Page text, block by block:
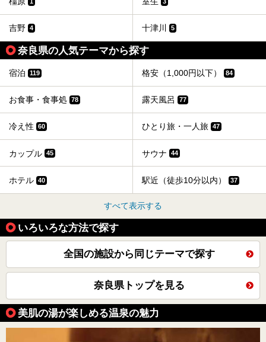
吉野 4 十津川 5
奈良県の人気テーマから探す
宿泊 119 格安（1,000円以下） 84
お食事・食事処 78 露天風呂 77
冷え性 60 ひとり旅・一人旅 47
カップル 45 サウナ 44
ホテル 40 駅近（徒歩10分以内） 37
すべて表示する
いろいろな方法で探す
全国の施設から同じテーマで探す
奈良県トップを見る
美肌の湯が楽しめる温泉の魅力